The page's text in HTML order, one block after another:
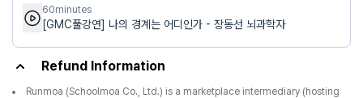
60minutes
[GMC풀강연] 나의 경계는 어디인가 - 장동선 뇌과학자
Refund Information
Runmoa (Schoolmoa Co., Ltd.) is a marketplace intermediary (hosting